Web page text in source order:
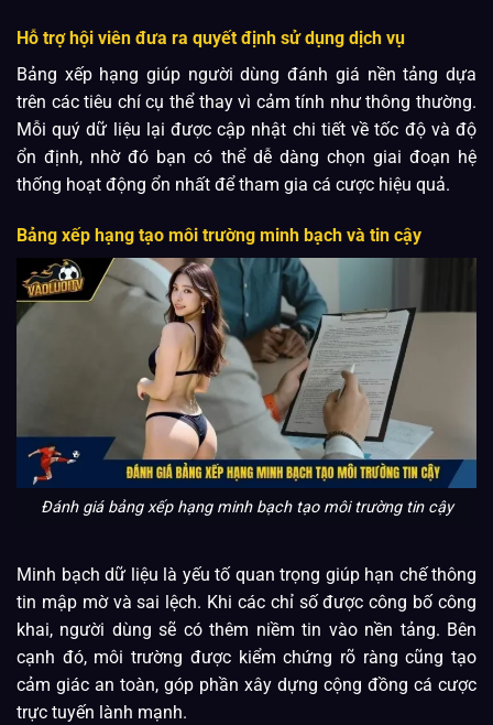
Hỗ trợ hội viên đưa ra quyết định sử dụng dịch vụ
Bảng xếp hạng giúp người dùng đánh giá nền tảng dựa
trên các tiêu chí cụ thể thay vì cảm tính như thông thường.
Mỗi quý dữ liệu lại được cập nhật chi tiết về tốc độ và độ
ổn định, nhờ đó bạn có thể dễ dàng chọn giai đoạn hệ
thống hoạt động ổn nhất để tham gia cá cược hiệu quả.
Bảng xếp hạng tạo môi trường minh bạch và tin cậy
Đánh giá bảng xếp hạng minh bạch tạo môi trường tin cậy
Minh bạch dữ liệu là yếu tố quan trọng giúp hạn chế thông
tin mập mờ và sai lệch. Khi các chỉ số được công bố công
khai, người dùng sẽ có thêm niềm tin vào nền tảng. Bên
cạnh đó, môi trường được kiểm chứng rõ ràng cũng tạo
cảm giác an toàn, góp phần xây dựng cộng đồng cá cược
trực tuyến lành mạnh.